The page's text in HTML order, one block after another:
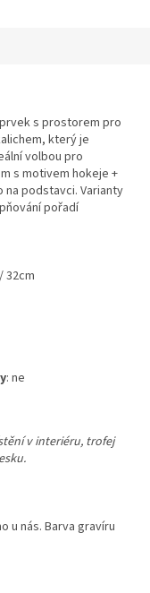
s prostorem pro
který je
volbou pro
s motivem hokeje +
podstavci. Varianty
pořadí
32cm
: ne
v interiéru, trofej
u nás. Barva gravíru